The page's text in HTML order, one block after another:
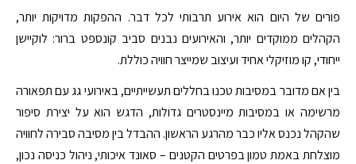
פורים של היום הוא אירוע תרבותי לכל דבר. ההפקות מדויקות יותר,
הקהלים ממוקדים יותר, והאירועים נבנים סביב קונספט ברור: לוקיישן
ייחודי, קו מוזיקלי אחיד ועיצוב שמייצר חוויה כוללת.
בין אם מדובר במסיבות טכנו בחללים תעשייתיים, באירועי גג עם תפאורה
מרשימה או במסיבות מיינסטרים גדולות, הדגש הוא על יצירת סיפור
שהקהל נכנס אליו כבר מהרגע הראשון. ההבדל בין מסיבה סבירה לחוויה
מוצלחת באמת טמון בפרטים הקטנים – סאונד איכותי, ניהול כניסה נכון,